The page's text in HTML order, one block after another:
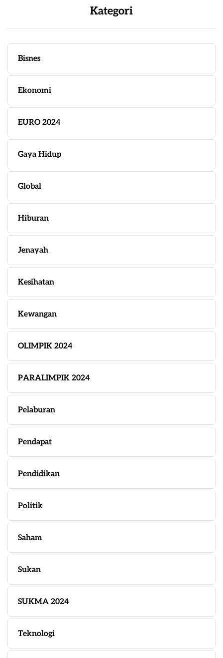
Kategori
Bisnes
Ekonomi
EURO 2024
Gaya Hidup
Global
Hiburan
Jenayah
Kesihatan
Kewangan
OLIMPIK 2024
PARALIMPIK 2024
Pelaburan
Pendapat
Pendidikan
Politik
Saham
Sukan
SUKMA 2024
Teknologi